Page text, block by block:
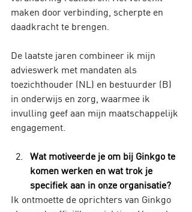
maken door verbinding, scherpte en
daadkracht te brengen.
De laatste jaren combineer ik mijn
advieswerk met mandaten als
toezichthouder (NL) en bestuurder (B)
in onderwijs en zorg, waarmee ik
invulling geef aan mijn maatschappelijk
engagement.
Wat motiveerde je om bij Ginkgo te
komen werken en wat trok je
specifiek aan in onze organisatie?
Ik ontmoette de oprichters van Ginkgo